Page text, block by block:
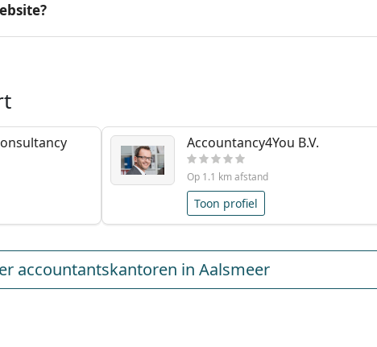
Accountancy4You B.V.
Op 1.1 km afstand
Toon profiel
accountantskantoren in Aalsmeer